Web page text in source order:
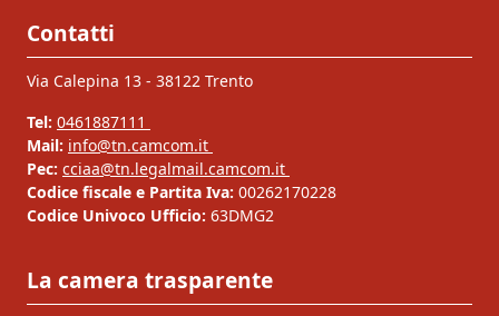
Contatti
Via Calepina 13 - 38122 Trento
Tel: 0461887111
Mail: info@tn.camcom.it
Pec: cciaa@tn.legalmail.camcom.it
Codice fiscale e Partita Iva: 00262170228
Codice Univoco Ufficio: 63DMG2
La camera trasparente